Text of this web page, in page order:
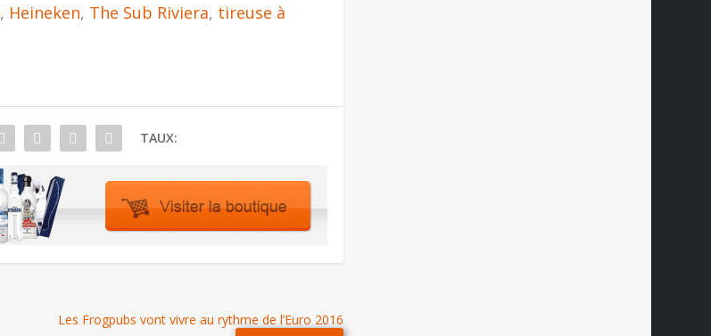
, Heineken, The Sub Riviera, tireuse à
TAUX:
Les Frogpubs vont vivre au rythme de l’Euro 2016